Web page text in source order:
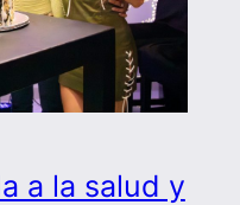
a la salud y